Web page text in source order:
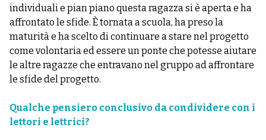
individuali e pian piano questa ragazza si è aperta e ha
affrontato le sfide. È tornata a scuola, ha preso la
maturità e ha scelto di continuare a stare nel progetto
come volontaria ed essere un ponte che potesse aiutare
le altre ragazze che entravano nel gruppo ad affrontare
le sfide del progetto.
Qualche pensiero conclusivo da condividere con i
lettori e lettrici?